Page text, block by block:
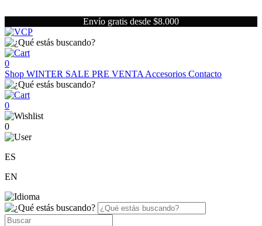
Envío gratis desde $8.000
0
Shop WINTER SALE PRE VENTA Accesorios Contacto
0
0
ES
EN